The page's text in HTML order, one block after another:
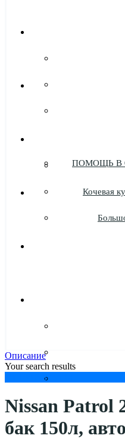
ПОМОЩЬ В
Кочевая
Описание
Your search results
в сутки
Nissan Patrol
бак 150л,